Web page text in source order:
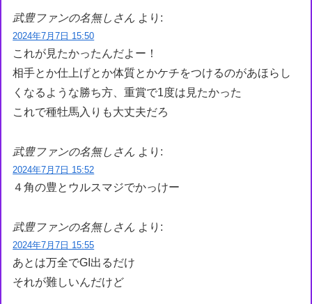
武豊ファンの名無しさん より:
2024年7月7日 15:50
これが見たかったんだよー！
相手とか仕上げとか体質とかケチをつけるのがあほらし
くなるような勝ち方、重賞で1度は見たかった
これで種牡馬入りも大丈夫だろ
武豊ファンの名無しさん より:
2024年7月7日 15:52
４角の豊とウルスマジでかっけー
武豊ファンの名無しさん より:
2024年7月7日 15:55
あとは万全でGI出るだけ
それが難しいんだけど